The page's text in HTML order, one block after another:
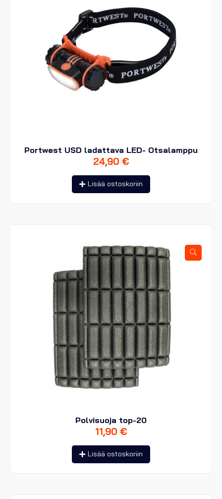
Portwest USD ladattava LED- Otsalamppu
24,90 €
Lisää ostoskoriin
Polvisuoja top-20
11,90 €
Lisää ostoskoriin